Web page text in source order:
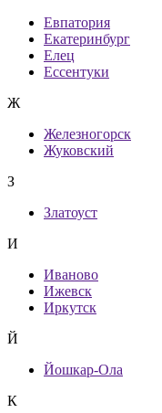
Евпатория
Екатеринбург
Елец
Ессентуки
Ж
Железногорск
Жуковский
З
Златоуст
И
Иваново
Ижевск
Иркутск
Й
Йошкар-Ола
К